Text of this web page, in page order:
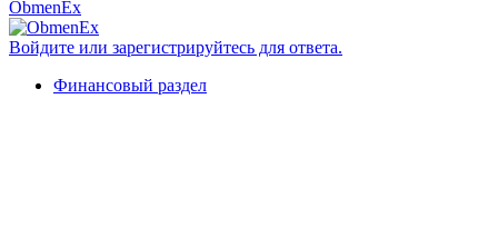
ObmenEx
Войдите или зарегистрируйтесь для ответа.
Финансовый раздел